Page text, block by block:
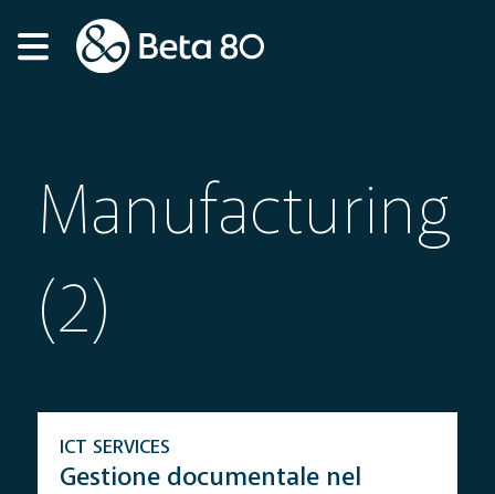
Manufacturing
(2)
Gestione documentale nel
ICT SERVICES